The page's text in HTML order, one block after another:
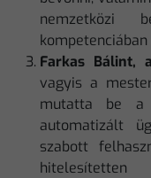
nemzetközi
Farkas Bálint,
vagyis a
mutatta be a
automatizált
szabott